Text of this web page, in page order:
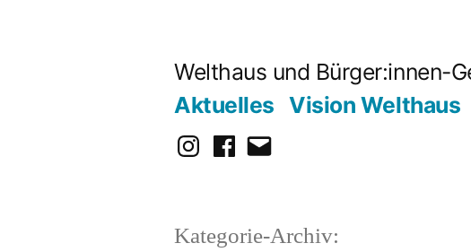
Welthaus und Bürger:innen-
Aktuelles Vision Welthaus
Instagram
Facebook
E-
Kategorie-Archiv: